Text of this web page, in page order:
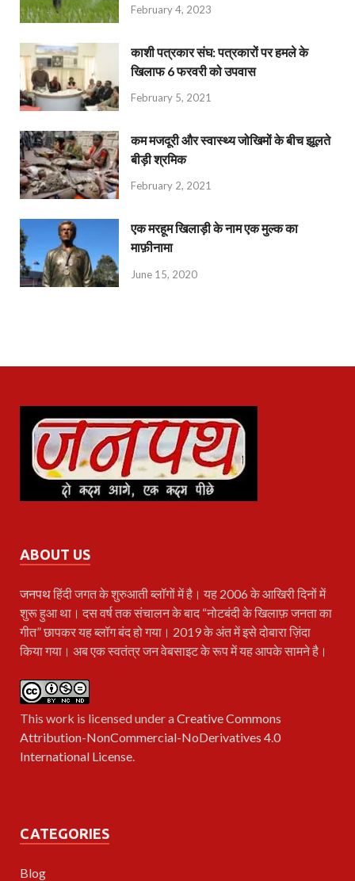
February 4, 2023
काशी पत्रकार संघ: पत्रकारों पर हमले के
खिलाफ 6 फरवरी को उपवास
February 5, 2021
कम मजदूरी और स्वास्थ्य जोखिमों के बीच झूलते
बीड़ी श्रमिक
February 2, 2021
एक मरहूम खिलाड़ी के नाम एक मुल्क का
माफ़ीनामा
June 15, 2020
ABOUT US
जनपथहिंदी जगत के शुरुआती ब्लॉगों में है। यह 2006 के आखिरी दिनों में
शुरू हुआ था। दस वर्ष तक संचालन के बाद “नोटबंदी के खिलाफ़ जनता का
गीत” छापकर यह ब्लॉग बंद हो गया। 2019 के अंत में इसे दोबारा ज़िंदा
किया गया। अब एक स्वतंत्र जन वेबसाइट के रूप में यह आपके सामने है।
This work is licensed under aCreative Commons
Attribution-NonCommercial-NoDerivatives 4.0
International License.
CATEGORIES
Blog